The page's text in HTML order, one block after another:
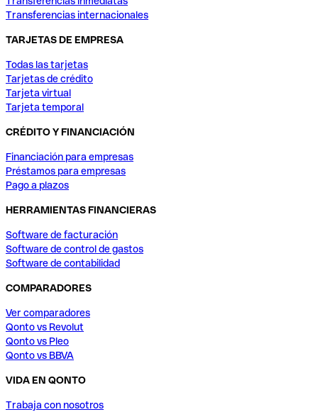
Transferencias internacionales
TARJETAS DE EMPRESA
Todas las tarjetas
Tarjetas de crédito
Tarjeta virtual
Tarjeta temporal
CRÉDITO Y FINANCIACIÓN
Financiación para empresas
Préstamos para empresas
Pago a plazos
HERRAMIENTAS FINANCIERAS
Software de facturación
Software de control de gastos
Software de contabilidad
COMPARADORES
Ver comparadores
Qonto vs Revolut
Qonto vs Pleo
Qonto vs BBVA
VIDA EN QONTO
Trabaja con nosotros